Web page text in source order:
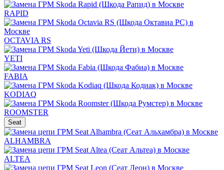
RAPID
OCTAVIA RS
YETI
FABIA
KODIAQ
ROOMSTER
Seat
ALHAMBRA
ALTEA